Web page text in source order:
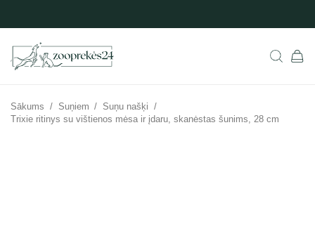
Sākums / Suņiem / Suņu našķi /
Trixie ritinys su vištienos mėsa ir įdaru, skanėstas šunims, 28 cm